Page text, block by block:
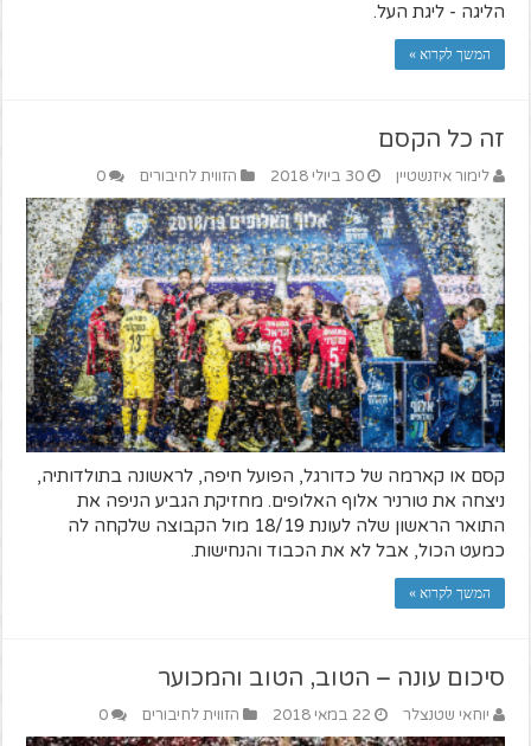
הליגה - ליגת העל.
המשך לקרוא »
זה כל הקסם
לימור איזנשטיין 30 ביולי 2018 הזווית לחיבורים 0
קסם או קארמה של כדורגל, הפועל חיפה, לראשונה בתולדותיה,
ניצחה את טורניר אלוף האלופים. מחזיקת הגביע הניפה את
התואר הראשון שלה לעונת 18/19 מול הקבוצה שלקחה לה
כמעט הכול, אבל לא את הכבוד והנחישות.
המשך לקרוא »
סיכום עונה – הטוב, הטוב והמכוער
יוחאי שטנצלר 22 במאי 2018 הזווית לחיבורים 0